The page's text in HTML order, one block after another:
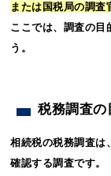
または国税局の調査
ここでは、調査の目
う。
税務調査の
相続税の税務調査は
確認する調査です。